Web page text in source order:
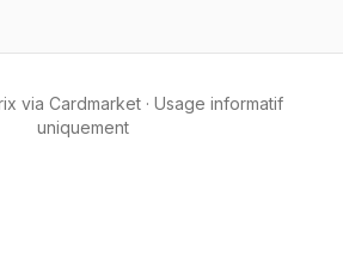
via Cardmarket · Usage informatif
uniquement